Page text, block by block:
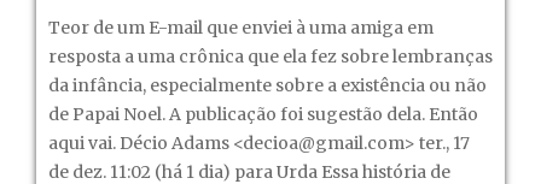
infância.
Teor de um E-mail que enviei à uma amiga em
resposta a uma crônica que ela fez sobre lembranças
da infância, especialmente sobre a existência ou não
de Papai Noel. A publicação foi sugestão dela. Então
aqui vai. Décio Adams <decioa@gmail.com> ter., 17
de dez. 11:02 (há 1 dia) para Urda Essa história de